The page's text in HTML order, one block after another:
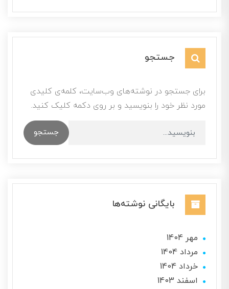
جستجو
برای جستجو در نوشته‌های وب‌سایت، کلمه‌ی کلیدی
مورد نظر خود را بنویسید و بر روی دکمه کلیک کنید.
جستجو
بایگانی نوشته‌ها
مهر 1404
مرداد 1404
خرداد 1404
اسفند 1403